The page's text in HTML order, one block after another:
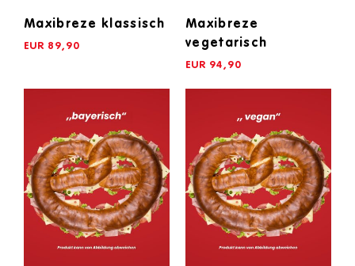
Maxibreze klassisch
EUR 89,90
Maxibreze
vegetarisch
EUR 94,90